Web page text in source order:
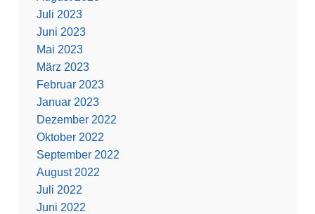
Juli 2023
Juni 2023
Mai 2023
März 2023
Februar 2023
Januar 2023
Dezember 2022
Oktober 2022
September 2022
August 2022
Juli 2022
Juni 2022